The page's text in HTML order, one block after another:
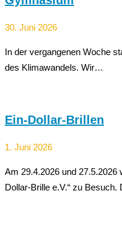
30. Juni 2026
In der vergangenen Woche
des Klimawandels. Wir…
Ein-Dollar-Brillen
1. Juni 2026
Am 29.4.2026 und 27.5.2026
Dollar-Brille e.V.“ zu